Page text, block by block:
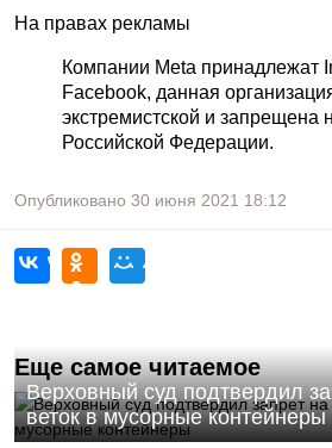
На правах рекламы
Компании Meta принадлежат
Facebook, данная
экстремистской и запрещена
Российской Федерации.
Опубликовано 30 июня 2021 18:12
Еще самое читаемое
Верховный суд подтвердил
веток в мусорные контейнеры